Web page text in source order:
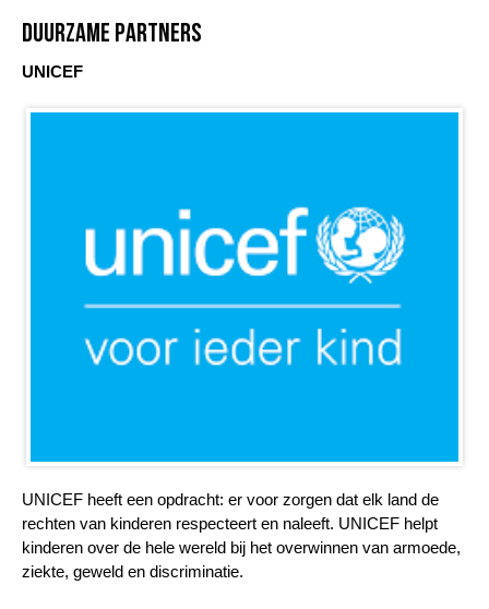
Duurzame partners
UNICEF
UNICEF heeft een opdracht: er voor zorgen dat elk land de
rechten van kinderen respecteert en naleeft. UNICEF helpt
kinderen over de hele wereld bij het overwinnen van armoede,
ziekte, geweld en discriminatie.